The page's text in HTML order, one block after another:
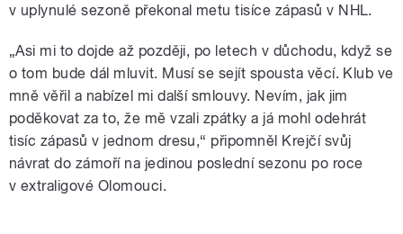
v uplynulé sezoně překonal metu tisíce zápasů v NHL.
„Asi mi to dojde až později, po letech v důchodu, když se
o tom bude dál mluvit. Musí se sejít spousta věcí. Klub ve
mně věřil a nabízel mi další smlouvy. Nevím, jak jim
poděkovat za to, že mě vzali zpátky a já mohl odehrát
tisíc zápasů v jednom dresu,“ připomněl Krejčí svůj
návrat do zámoří na jedinou poslední sezonu po roce
v extraligové Olomouci.